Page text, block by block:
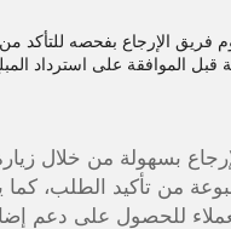
فريق الإرجاع بفحصه للتأكد
قبل الموافقة على استرداد
بسهولة من خلال
من تأكيد الطلب، كما
للحصول على دعم